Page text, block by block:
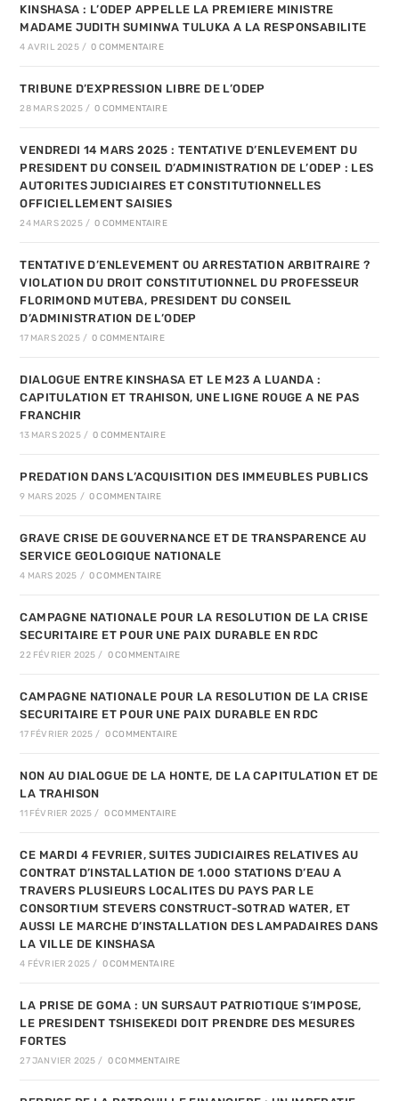
KINSHASA : L’ODEP APPELLE LA PREMIERE MINISTRE
MADAME JUDITH SUMINWA TULUKA A LA RESPONSABILITE
4 AVRIL 2025 / 0 COMMENTAIRE
TRIBUNE D’EXPRESSION LIBRE DE L’ODEP
28 MARS 2025 / 0 COMMENTAIRE
VENDREDI 14 MARS 2025 : TENTATIVE D’ENLEVEMENT DU
PRESIDENT DU CONSEIL D’ADMINISTRATION DE L’ODEP : LES
AUTORITES JUDICIAIRES ET CONSTITUTIONNELLES
OFFICIELLEMENT SAISIES
24 MARS 2025 / 0 COMMENTAIRE
TENTATIVE D’ENLEVEMENT OU ARRESTATION ARBITRAIRE ?
VIOLATION DU DROIT CONSTITUTIONNEL DU PROFESSEUR
FLORIMOND MUTEBA, PRESIDENT DU CONSEIL
D’ADMINISTRATION DE L’ODEP
17 MARS 2025 / 0 COMMENTAIRE
DIALOGUE ENTRE KINSHASA ET LE M23 A LUANDA :
CAPITULATION ET TRAHISON, UNE LIGNE ROUGE A NE PAS
FRANCHIR
13 MARS 2025 / 0 COMMENTAIRE
PREDATION DANS L’ACQUISITION DES IMMEUBLES PUBLICS
9 MARS 2025 / 0 COMMENTAIRE
GRAVE CRISE DE GOUVERNANCE ET DE TRANSPARENCE AU
SERVICE GEOLOGIQUE NATIONALE
4 MARS 2025 / 0 COMMENTAIRE
CAMPAGNE NATIONALE POUR LA RESOLUTION DE LA CRISE
SECURITAIRE ET POUR UNE PAIX DURABLE EN RDC
22 FÉVRIER 2025 / 0 COMMENTAIRE
CAMPAGNE NATIONALE POUR LA RESOLUTION DE LA CRISE
SECURITAIRE ET POUR UNE PAIX DURABLE EN RDC
17 FÉVRIER 2025 / 0 COMMENTAIRE
NON AU DIALOGUE DE LA HONTE, DE LA CAPITULATION ET DE
LA TRAHISON
11 FÉVRIER 2025 / 0 COMMENTAIRE
CE MARDI 4 FEVRIER, SUITES JUDICIAIRES RELATIVES AU
CONTRAT D’INSTALLATION DE 1.000 STATIONS D’EAU A
TRAVERS PLUSIEURS LOCALITES DU PAYS PAR LE
CONSORTIUM STEVERS CONSTRUCT-SOTRAD WATER, ET
AUSSI LE MARCHE D’INSTALLATION DES LAMPADAIRES DANS
LA VILLE DE KINSHASA
4 FÉVRIER 2025 / 0 COMMENTAIRE
LA PRISE DE GOMA : UN SURSAUT PATRIOTIQUE S’IMPOSE,
LE PRESIDENT TSHISEKEDI DOIT PRENDRE DES MESURES
FORTES
27 JANVIER 2025 / 0 COMMENTAIRE